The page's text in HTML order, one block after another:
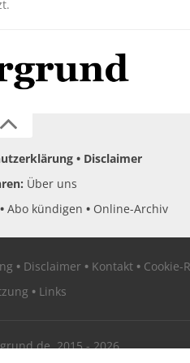
Disclaimer
Über uns
Abo kündigen Online-Archiv
Disclaimer Kontakt
Cookie-
Links
2015 - 2026